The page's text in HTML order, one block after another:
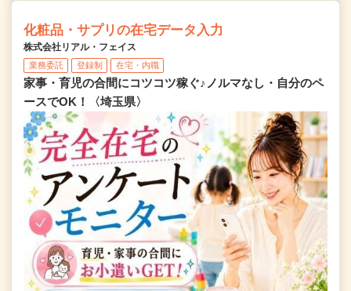
化粧品・サプリの在宅データ入力
株式会社リアル・フェイス
業務委託 登録制 在宅・内職
家事・育児の合間にコツコツ稼ぐ♪ノルマなし・自分のペ
ースでOK！〈埼玉県〉